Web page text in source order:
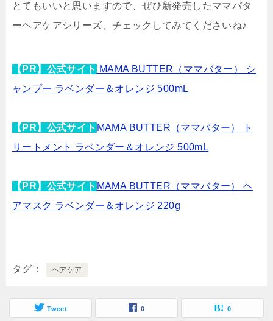
とてもいいと思いますので、ぜひ新発売したママバタ
ーヘアケアシリーズ、チェックしてみてくださいね♪
【PR】公式サイト MAMA BUTTER（ママバター） シ
ャンプー ラベンダー＆オレンジ 500mL
【PR】公式サイト MAMA BUTTER（ママバター） ト
リートメント ラベンダー＆オレンジ 500mL
【PR】公式サイト MAMA BUTTER（ママバター） ヘ
アマスク ラベンダー＆オレンジ 220g
タグ ヘアケア
Tweet 0 0